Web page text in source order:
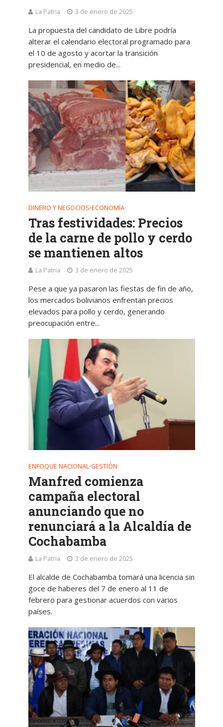
La Patria 3 de enero de 2025
La propuesta del candidato de Libre podría
alterar el calendario electoral programado para
el 10 de agosto y acortar la transición
presidencial, en medio de...
DINERO Y NEGOCIOS•ECONOMÍA
Tras festividades: Precios
de la carne de pollo y cerdo
se mantienen altos
La Patria 3 de enero de 2025
Pese a que ya pasaron las fiestas de fin de año,
los mercados bolivianos enfrentan precios
elevados para pollo y cerdo, generando
preocupación entre...
ENFOQUE NACIONAL•GESTIÓN
Manfred comienza
campaña electoral
anunciando que no
renunciará a la Alcaldía de
Cochabamba
La Patria 3 de enero de 2025
El alcalde de Cochabamba tomará una licencia sin
goce de haberes del 7 de enero al 11 de
febrero para gestionar acuerdos con varios
países.